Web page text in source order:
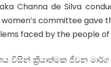
Channa de Silva
committee
faced by the people
විසින් ක්‍රියාත්මක ජීවන